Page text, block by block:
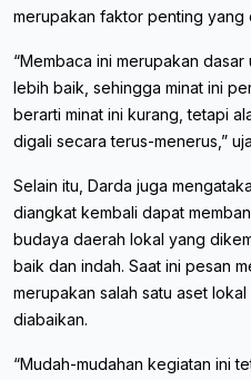
merupakan faktor penting yang
“Membaca ini merupakan
lebih baik, sehingga minat ini
berarti minat ini kurang, tetapi
digali secara terus-menerus,”
Selain itu, Darda juga
diangkat kembali dapat
budaya daerah lokal yang
baik dan indah. Saat ini pesan
merupakan salah satu aset
diabaikan.
“Mudah-mudahan kegiatan ini